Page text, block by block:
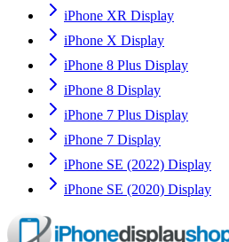
iPhone XR Display
iPhone X Display
iPhone 8 Plus Display
iPhone 8 Display
iPhone 7 Plus Display
iPhone 7 Display
iPhone SE (2022) Display
iPhone SE (2020) Display